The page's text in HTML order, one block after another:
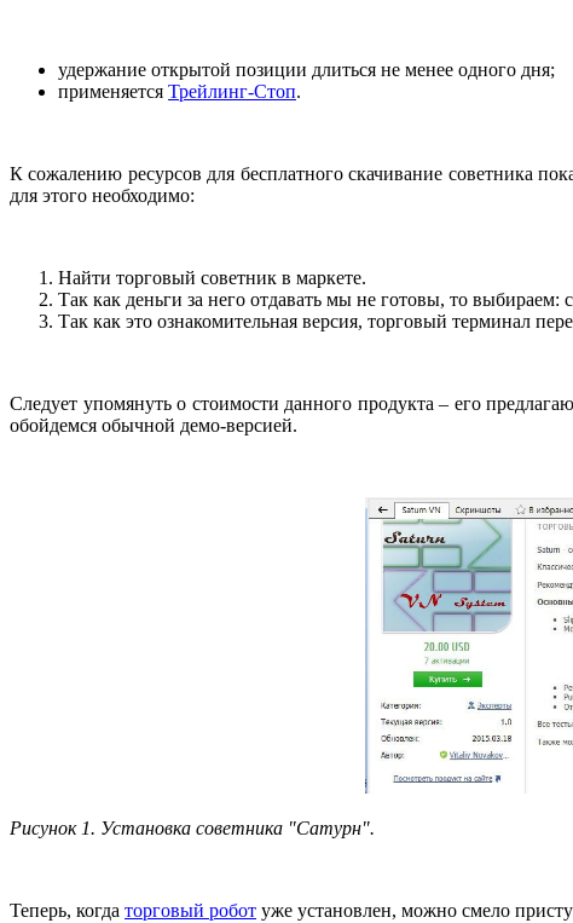
удержание открытой позиции длиться не менее одного дня;
применяется Трейлинг-Стоп.
К сожалению ресурсов для бесплатного скачивание советника
для этого необходимо:
Найти торговый советник в маркете.
Так как деньги за него отдавать мы не готовы, то выбираем:
Так как это ознакомительная версия, торговый терминал
Следует упомянуть о стоимости данного продукта – его
обойдемся обычной демо-версией.
Рисунок 1. Установка советника "Сатурн".
Теперь, когда торговый робот уже установлен, можно смело